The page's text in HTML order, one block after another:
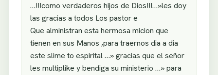
…!!!como verdaderos hijos de Dios!!!…»les doy
las gracias a todos Los pastor e
Que alministran esta hermosa micion que
tienen en sus Manos ,para traernos dia a dia
este slime to espirital …» gracias que el señor
les multiplike y bendiga su ministerio …» para